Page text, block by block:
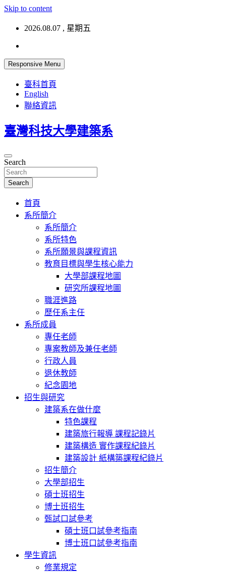
Skip to content
2026.08.07 , 星期五
Responsive Menu
臺科首頁
English
聯絡資訊
臺灣科技大學建築系
Search
Search
首頁
系所簡介
系所簡介
系所特色
系所願景與課程資訊
教育目標與學生核心能力
大學部課程地圖
研究所課程地圖
職涯進路
歷任系主任
系所成員
專任老師
專案教師及兼任老師
行政人員
退休教師
紀念園地
招生與研究
建築系在做什麼
特色課程
建築旅行報導 課程記錄片
建築構造 實作課程紀錄片
建築設計 紙構築課程紀錄片
招生簡介
大學部招生
碩士班招生
博士班招生
甄試口試參考
碩士班口試參考指南
博士班口試參考指南
學生資訊
修業規定